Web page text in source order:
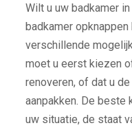
Wilt u uw badkamer
badkamer
verschillende
moet u eerst kiezen
renoveren, of dat u
aanpakken. De beste
uw situatie, de staat